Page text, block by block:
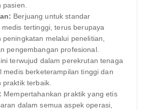
pasien.
Berjuang untuk standar
medis tertinggi, terus berupaya
peningkatan melalui penelitian,
pengembangan profesional.
terwujud dalam perekrutan tenaga
medis berketerampilan tinggi dan
praktik terbaik.
Mempertahankan praktik yang etis
dalam semua aspek operasi,